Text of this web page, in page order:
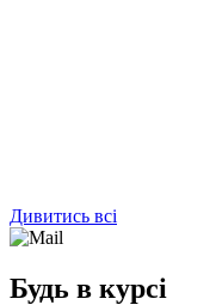
Дивитись всі
Будь в курсі